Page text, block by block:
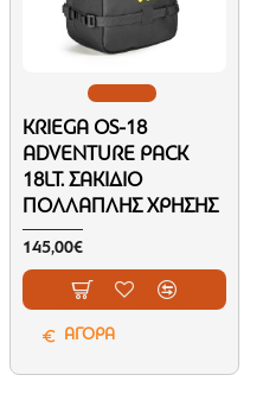
KRIEGA OS-18
ADVENTURE PACK
18LT. ΣΑΚΊΔΙΟ
ΠΟΛΛΑΠΛΉΣ ΧΡΉΣΗΣ
145,00€
ΑΓΟΡΑ